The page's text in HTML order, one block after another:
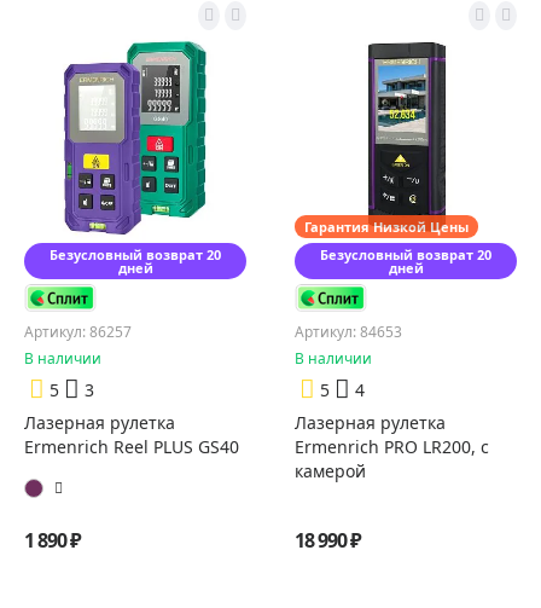
Безусловный возврат 20
дней
Артикул: 86257
В наличии
5
3
Лазерная рулетка
Ermenrich Reel PLUS GS40
1 890 ₽
Гарантия Низкой Цены
Безусловный возврат 20
дней
Артикул: 84653
В наличии
5
4
Лазерная рулетка
Ermenrich PRO LR200, с
камерой
18 990 ₽